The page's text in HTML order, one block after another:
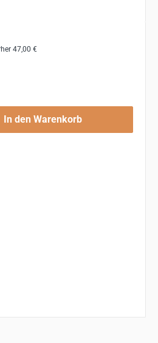
47,00 €
oder benutze die Schaltflächen um die
In den Warenkorb